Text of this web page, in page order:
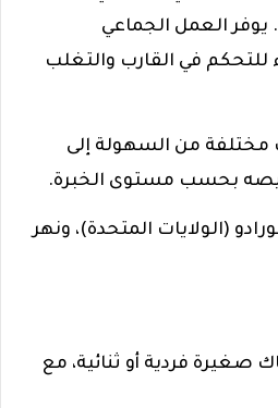
العمل الجماعي
للتحكم في القارب والتغلب
من السهولة إلى
بحسب مستوى الخبرة.
(الولايات المتحدة)، ونهر
صغيرة فردية أو ثنائية، مع